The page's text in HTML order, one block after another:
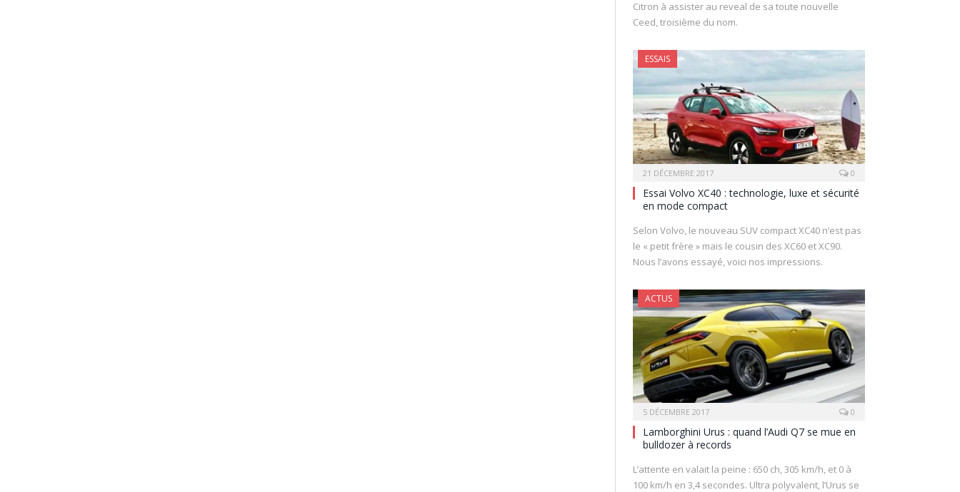
Citron à assister au reveal de sa toute nouvelle
Ceed, troisième du nom.
ESSAIS
21 DÉCEMBRE 2017 0
Essai Volvo XC40 : technologie, luxe et sécurité
en mode compact
Selon Volvo, le nouveau SUV compact XC40 n’est pas
le « petit frère » mais le cousin des XC60 et XC90.
Nous l’avons essayé, voici nos impressions.
ACTUS
5 DÉCEMBRE 2017 0
Lamborghini Urus : quand l’Audi Q7 se mue en
bulldozer à records
L’attente en valait la peine : 650 ch, 305 km/h, et 0 à
100 km/h en 3,4 secondes. Ultra polyvalent, l’Urus se